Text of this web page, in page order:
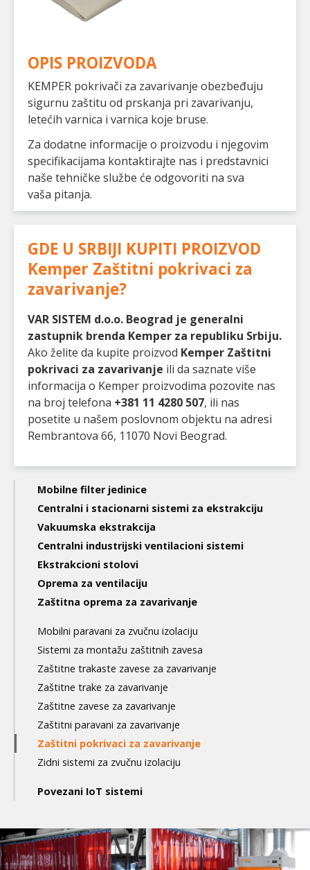
OPIS PROIZVODA
KEMPER pokrivači za zavarivanje obezbeđuju
sigurnu zaštitu od prskanja pri zavarivanju,
letećih varnica i varnica koje bruse.
Za dodatne informacije o proizvodu i njegovim
specifikacijama kontaktirajte nas i predstavnici
naše tehničke službe će odgovoriti na sva
vaša pitanja.
GDE U SRBIJI KUPITI PROIZVOD
Kemper Zaštitni pokrivaci za
zavarivanje?
VAR SISTEM d.o.o. Beograd je generalni
zastupnik brenda Kemper za republiku Srbiju.
Ako želite da kupite proizvod Kemper Zaštitni
pokrivaci za zavarivanje ili da saznate više
informacija o Kemper proizvodima pozovite nas
na broj telefona +381 11 4280 507, ili nas
posetite u našem poslovnom objektu na adresi
Rembrantova 66, 11070 Novi Beograd.
Main
navigation
3nd
level
Mobilne filter jedinice
Centralni i stacionarni sistemi za ekstrakciju
Vakuumska ekstrakcija
Centralni industrijski ventilacioni sistemi
Ekstrakcioni stolovi
Oprema za ventilaciju
Zaštitna oprema za zavarivanje
Mobilni paravani za zvučnu izolaciju
Sistemi za montažu zaštitnih zavesa
Zaštitne trakaste zavese za zavarivanje
Zaštitne trake za zavarivanje
Zaštitne zavese za zavarivanje
Zaštitni paravani za zavarivanje
Zaštitni pokrivaci za zavarivanje
Zidni sistemi za zvučnu izolaciju
Povezani IoT sistemi